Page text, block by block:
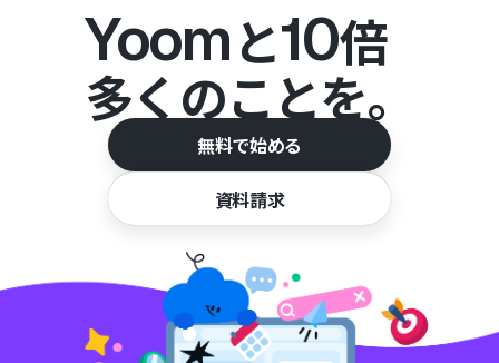
Yoomと10倍
多くのことを。
無料で始める
資料請求